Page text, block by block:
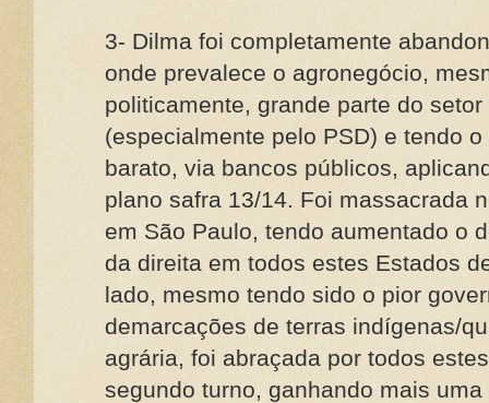
3- Dilma foi completamente
onde prevalece o agronegócio,
politicamente, grande parte do
(especialmente pelo PSD) e tendo
barato, via bancos públicos,
plano safra 13/14. Foi massacrada
em São Paulo, tendo aumentado o
da direita em todos estes Estados
lado, mesmo tendo sido o pior
demarcações de terras indígenas/
agrária, foi abraçada por todos
segundo turno, ganhando mais